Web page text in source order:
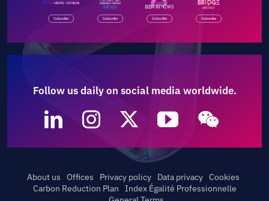
Follow us daily on social media worldwide.
About us Offices Privacy policy Data privacy Cookies
Carbon Reduction Plan
Index Égalité Professionnelle